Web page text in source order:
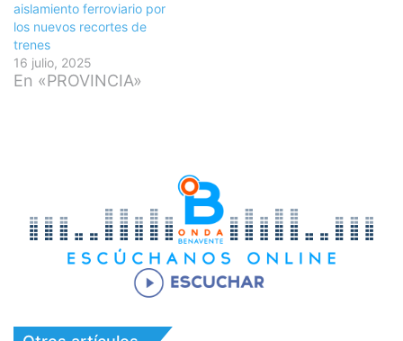
aislamiento ferroviario por
los nuevos recortes de
trenes
16 julio, 2025
En «PROVINCIA»